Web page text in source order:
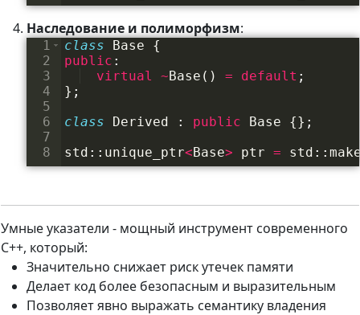
Наследование и полиморфизм:
1
2
3
4
5
6
7
8
class Base
{
public :
virtual
~Base ( ) = default ;
} ;
class
Derived : public Base {} ;
std :: unique_ptr<Base> ptr = std ::
Умные указатели - мощный инструмент современного
C++, который:
Значительно снижает риск утечек памяти
Делает код более безопасным и выразительным
Позволяет явно выражать семантику владения